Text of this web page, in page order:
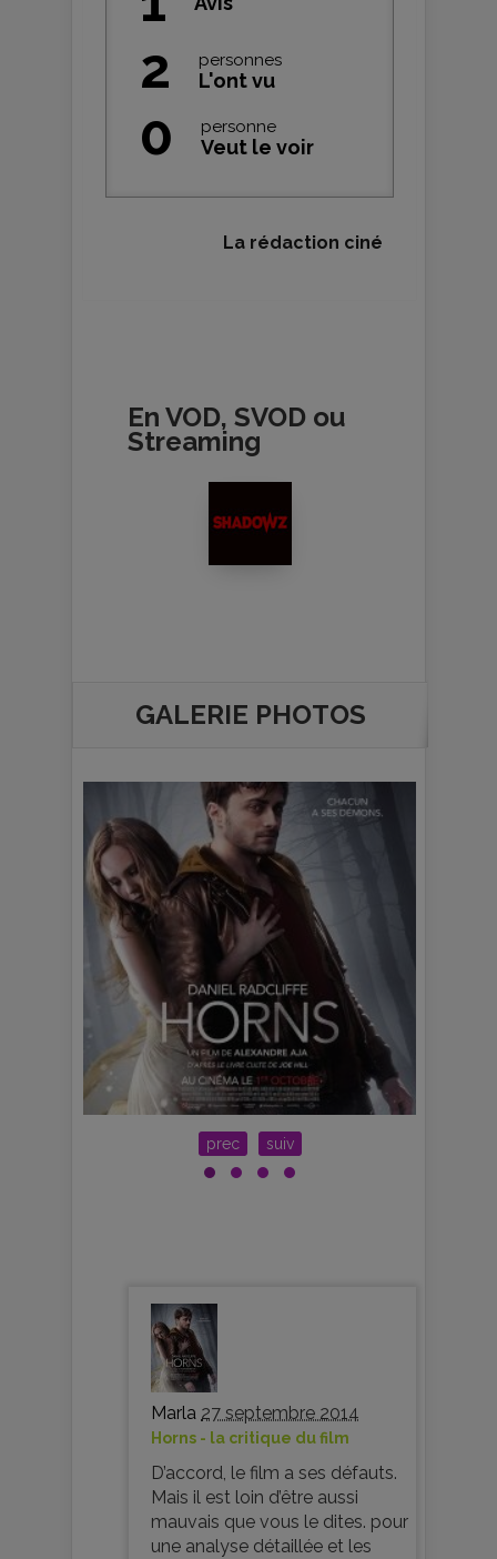
2 personnes
L'ont vu
0 personne
Veut le voir
La rédaction ciné
En VOD, SVOD ou
Streaming
GALERIE PHOTOS
prec suiv
Marla 27 septembre 2014
Horns - la critique du film
D’accord, le film a ses défauts.
Mais il est loin d’être aussi
mauvais que vous le dites. pour
une analyse détaillée et les